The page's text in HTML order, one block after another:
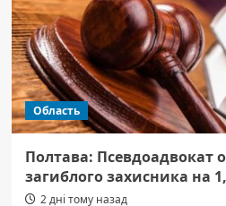
Область
Полтава: Псевдоадвокат
загиблого захисника на
2 дні тому назад